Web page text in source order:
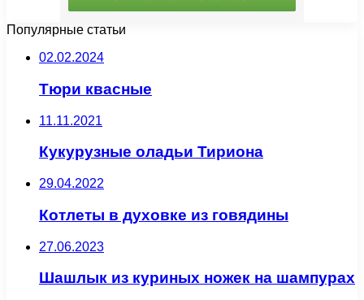
Популярные статьи
02.02.2024
Тюри квасные
11.11.2021
Кукурузные оладьи Тириона
29.04.2022
Котлеты в духовке из говядины
27.06.2023
Шашлык из куриных ножек на шампурах